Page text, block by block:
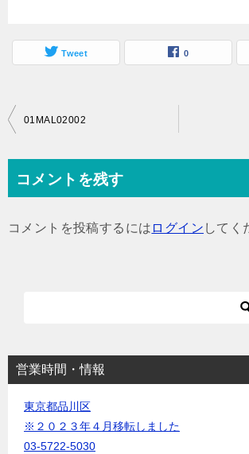
Tweet 0
投
ビ
01MAL02002
コメントを残す
コメントを投稿するには ログイン してく
営業時間・情報
東京都品川区
※２０２３年４月移転しました
03-5722-5030